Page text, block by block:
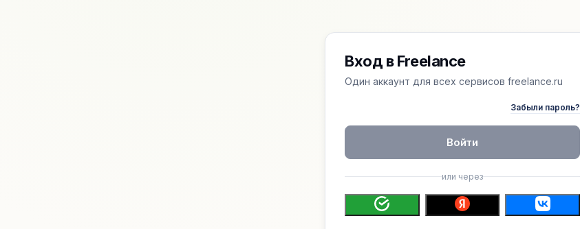
Вход в Freelance
Один аккаунт для всех сервисов freelance.ru
Забыли пароль?
Войти
или через